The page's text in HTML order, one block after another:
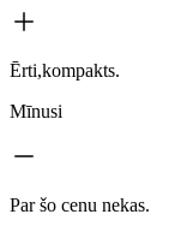
Ērti,kompakts.
Mīnusi
Par šo cenu nekas.